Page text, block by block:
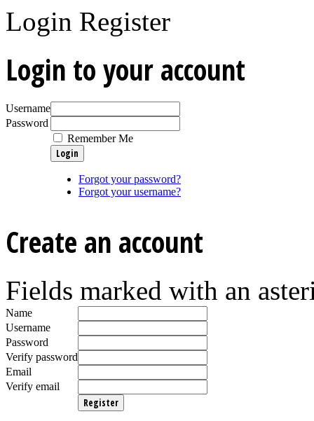
Login Register
Login to your account
Username
Password
Remember Me
Forgot your password?
Forgot your username?
Create an account
Fields marked with an
Name
Username
Password
Verify password
Email
Verify email
Register